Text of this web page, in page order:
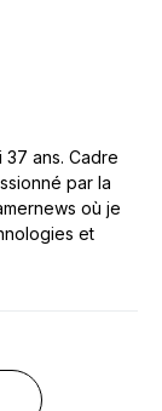
ans. Cadre
par la
où je
et